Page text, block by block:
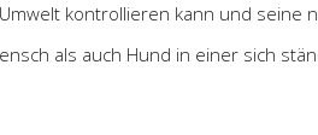
kontrollieren kann und seine
als auch Hund in einer sich